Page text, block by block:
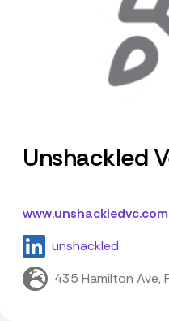
Unshackled
www.unshackledvc.com
unshackled
435 Hamilton Ave,